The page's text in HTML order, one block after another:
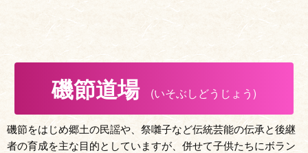
磯節道場 (いそぶしどうじょう)
磯節をはじめ郷土の民謡や、祭囃子など伝統芸能の伝承と後継
者の育成を主な目的としていますが、併せて子供たちにボラン